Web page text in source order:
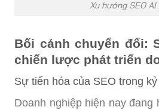
Xu hướng SEO
Bối cảnh chuyển đổi:
chiến lược phát triển
Sự tiến hóa của SEO trong
Doanh nghiệp hiện nay đang